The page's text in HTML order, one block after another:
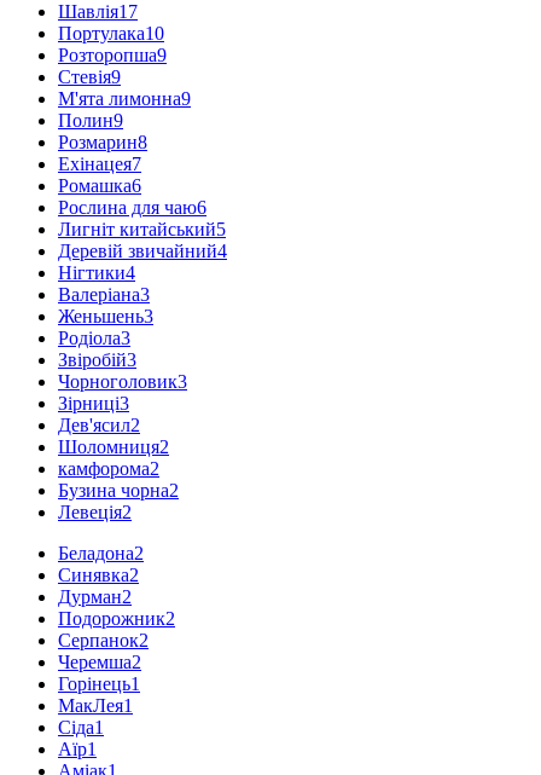
Шавлія17
Портулака10
Розторопша9
Стевія9
М'ята лимонна9
Полин9
Розмарин8
Ехінацея7
Ромашка6
Рослина для чаю6
Лигніт китайський5
Деревій звичайний4
Нігтики4
Валеріана3
Женьшень3
Родіола3
Звіробій3
Чорноголовик3
Зірниці3
Дев'ясил2
Шоломниця2
камфорома2
Бузина чорна2
Левеція2
Беладона2
Синявка2
Дурман2
Подорожник2
Серпанок2
Черемша2
Горінець1
МакЛея1
Сіда1
Аїр1